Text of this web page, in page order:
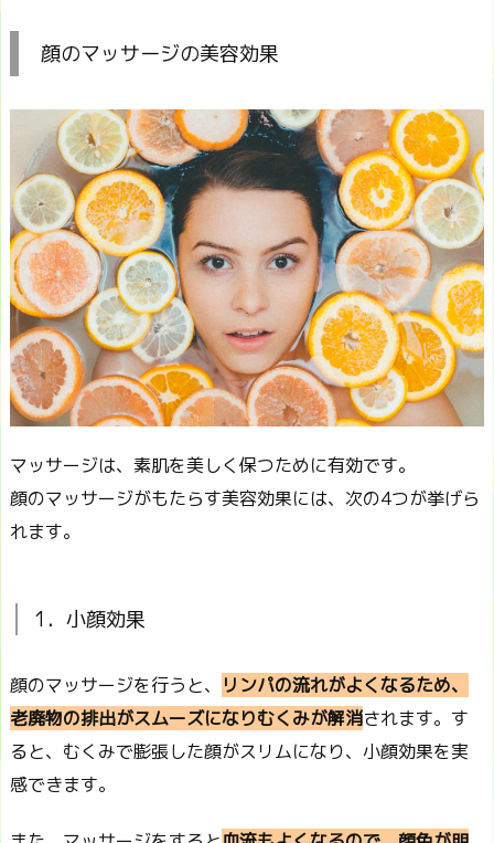
顔のマッサージの美容効果
マッサージは、素肌を美しく保つために有効です。
顔のマッサージがもたらす美容効果には、次の4つが挙げら
れます。
1．小顔効果
顔のマッサージを行うと、
リンパの流れがよくなるため、
老廃物の排出がスムーズになりむくみが解消されます。す
ると、むくみで膨張した顔がスリムになり、小顔効果を実
感できます。